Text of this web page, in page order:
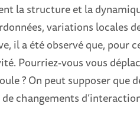
la structure et la
variations locales
il a été observé que, pour
Pourriez‑vous vous
? On peut supposer que
changements